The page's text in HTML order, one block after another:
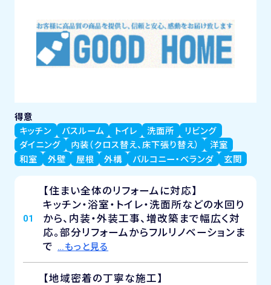
得意
キッチン
バスルーム トイレ 洗面所
リビング
ダイニング
内装（クロス替え、床下張り替え）
洋室
和室
外壁 屋根 外構 バルコニー・ベランダ 玄関
01
【住まい全体のリフォームに対応】
キッチン・浴室・トイレ・洗面所などの水回り
から、内装・外装工事、増改築まで幅広く対
応。部分リフォームからフルリノベーションま
で …もっと見る
【地域密着の丁寧な施工】